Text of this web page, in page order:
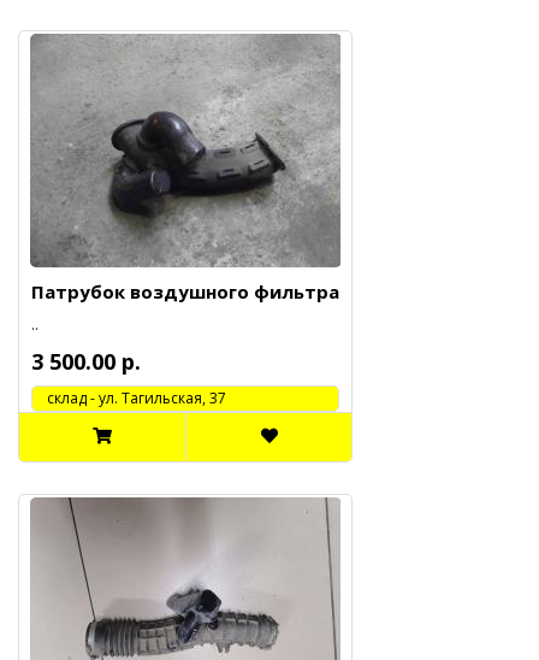
Патрубок воздушного фильтра
..
3 500.00 р.
cклад - ул. Тагильская, 37